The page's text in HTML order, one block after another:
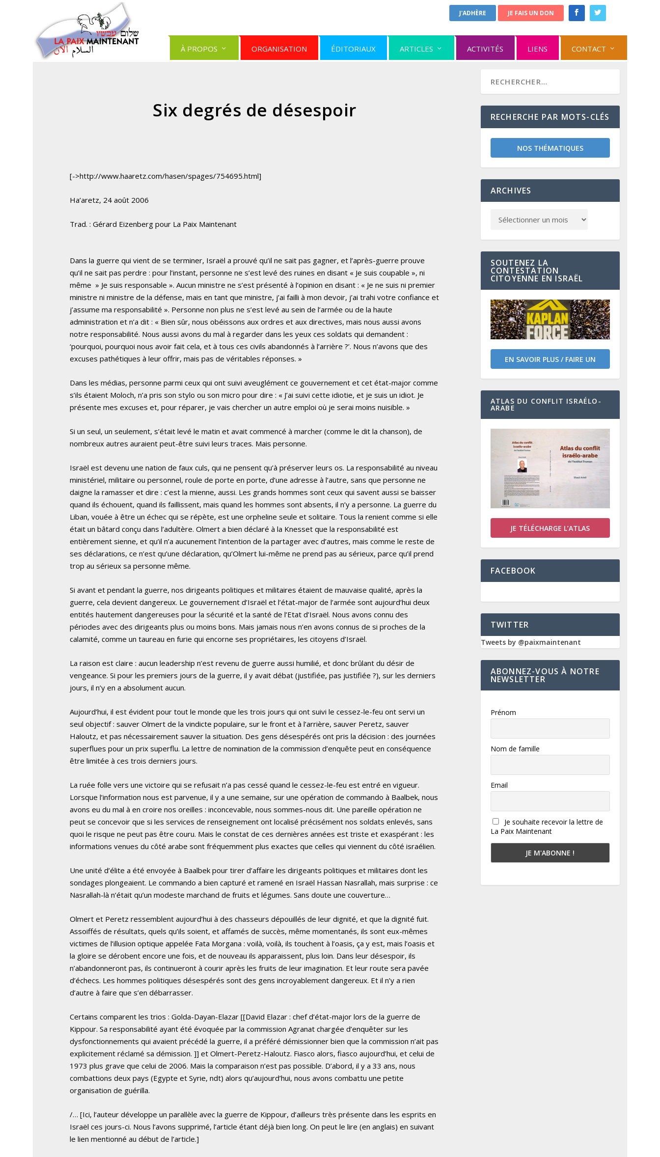
J'ADHÈRE JE FAIS UN DON
À PROPOS ORGANISATION ÉDITORIAUX ARTICLES ACTIVITÉS LIENS CONTACT
Six degrés de désespoir
[->http://www.haaretz.com/hasen/spages/754695.html]
Ha’aretz, 24 août 2006
Trad. : Gérard Eizenberg pour La Paix Maintenant
Dans la guerre qui vient de se terminer, Israël a prouvé qu’il ne sait pas gagner, et l’après-guerre prouve
qu’il ne sait pas perdre : pour l’instant, personne ne s’est levé des ruines en disant « Je suis coupable », ni
même » Je suis responsable ». Aucun ministre ne s’est présenté à l’opinion en disant : « Je ne suis ni premier
ministre ni ministre de la défense, mais en tant que ministre, j’ai failli à mon devoir, j’ai trahi votre confiance et
j’assume ma responsabilité ». Personne non plus ne s’est levé au sein de l’armée ou de la haute
administration et n’a dit : « Bien sûr, nous obéissons aux ordres et aux directives, mais nous aussi avons
notre responsabilité. Nous aussi avons du mal à regarder dans les yeux ces soldats qui demandent :
‘pourquoi, pourquoi nous avoir fait cela, et à tous ces civils abandonnés à l’arrière ?’. Nous n’avons que des
excuses pathétiques à leur offrir, mais pas de véritables réponses. »
Dans les médias, personne parmi ceux qui ont suivi aveuglément ce gouvernement et cet état-major comme
s’ils étaient Moloch, n’a pris son stylo ou son micro pour dire : « J’ai suivi cette idiotie, et je suis un idiot. Je
présente mes excuses et, pour réparer, je vais chercher un autre emploi où je serai moins nuisible. »
Si un seul, un seulement, s’était levé le matin et avait commencé à marcher (comme le dit la chanson), de
nombreux autres auraient peut-être suivi leurs traces. Mais personne.
Israël est devenu une nation de faux culs, qui ne pensent qu’à préserver leurs os. La responsabilité au niveau
ministériel, militaire ou personnel, roule de porte en porte, d’une adresse à l’autre, sans que personne ne
daigne la ramasser et dire : c’est la mienne, aussi. Les grands hommes sont ceux qui savent aussi se baisser
quand ils échouent, quand ils faillissent, mais quand les hommes sont absents, il n’y a personne. La guerre du
Liban, vouée à être un échec qui se répète, est une orpheline seule et solitaire. Tous la renient comme si elle
était un bâtard conçu dans l’adultère. Olmert a bien déclaré à la Knesset que la responsabilité est
entièrement sienne, et qu’il n’a aucunement l’intention de la partager avec d’autres, mais comme le reste de
ses déclarations, ce n’est qu’une déclaration, qu’Olmert lui-même ne prend pas au sérieux, parce qu’il prend
trop au sérieux sa personne même.
Si avant et pendant la guerre, nos dirigeants politiques et militaires étaient de mauvaise qualité, après la
guerre, cela devient dangereux. Le gouvernement d’Israël et l’état-major de l’armée sont aujourd’hui deux
entités hautement dangereuses pour la sécurité et la santé de l’Etat d’Israël. Nous avons connu des
périodes avec des dirigeants plus ou moins bons. Mais jamais nous n’en avons connus de si proches de la
calamité, comme un taureau en furie qui encorne ses propriétaires, les citoyens d’Israël.
La raison est claire : aucun leadership n’est revenu de guerre aussi humilié, et donc brûlant du désir de
vengeance. Si pour les premiers jours de la guerre, il y avait débat (justifiée, pas justifiée ?), sur les derniers
jours, il n’y en a absolument aucun.
Aujourd’hui, il est évident pour tout le monde que les trois jours qui ont suivi le cessez-le-feu ont servi un
seul objectif : sauver Olmert de la vindicte populaire, sur le front et à l’arrière, sauver Peretz, sauver
Haloutz, et pas nécessairement sauver la situation. Des gens désespérés ont pris la décision : des journées
superflues pour un prix superflu. La lettre de nomination de la commission d’enquête peut en conséquence
être limitée à ces trois derniers jours.
La ruée folle vers une victoire qui se refusait n’a pas cessé quand le cessez-le-feu est entré en vigueur.
Lorsque l’information nous est parvenue, il y a une semaine, sur une opération de commando à Baalbek, nous
avons eu du mal à en croire nos oreilles : inconcevable, nous sommes-nous dit. Une pareille opération ne
peut se concevoir que si les services de renseignement ont localisé précisément nos soldats enlevés, sans
quoi le risque ne peut pas être couru. Mais le constat de ces dernières années est triste et exaspérant : les
informations venues du côté arabe sont fréquemment plus exactes que celles qui viennent du côté israélien.
Une unité d’élite a été envoyée à Baalbek pour tirer d’affaire les dirigeants politiques et militaires dont les
sondages plongeaient. Le commando a bien capturé et ramené en Israël Hassan Nasrallah, mais surprise : ce
Nasrallah-là n’était qu’un modeste marchand de fruits et légumes. Sans doute une couverture…
Olmert et Peretz ressemblent aujourd’hui à des chasseurs dépouillés de leur dignité, et que la dignité fuit.
Assoiffés de résultats, quels qu’ils soient, et affamés de succès, même momentanés, ils sont eux-mêmes
victimes de l’illusion optique appelée Fata Morgana : voilà, voilà, ils touchent à l’oasis, ça y est, mais l’oasis et
la gloire se dérobent encore une fois, et de nouveau ils apparaissent, plus loin. Dans leur désespoir, ils
n’abandonneront pas, ils continueront à courir après les fruits de leur imagination. Et leur route sera pavée
d’échecs. Les hommes politiques désespérés sont des gens incroyablement dangereux. Et il n’y a rien
d’autre à faire que s’en débarrasser.
Certains comparent les trios : Golda-Dayan-Elazar [[David Elazar : chef d’état-major lors de la guerre de
Kippour. Sa responsabilité ayant été évoquée par la commission Agranat chargée d’enquêter sur les
dysfonctionnements qui avaient précédé la guerre, il a préféré démissionner bien que la commission n’ait pas
explicitement réclamé sa démission. ]] et Olmert-Peretz-Haloutz. Fiasco alors, fiasco aujourd’hui, et celui de
1973 plus grave que celui de 2006. Mais la comparaison n’est pas possible. D’abord, il y a 33 ans, nous
combattions deux pays (Egypte et Syrie, ndt) alors qu’aujourd’hui, nous avons combattu une petite
organisation de guérilla.
/… [Ici, l’auteur développe un parallèle avec la guerre de Kippour, d’ailleurs très présente dans les esprits en
Israël ces jours-ci. Nous l’avons supprimé, l’article étant déjà bien long. On peut le lire (en anglais) en suivant
le lien mentionné au début de l’article.]
RECHERCHE PAR MOTS-CLÉS
NOS THÉMATIQUES
ARCHIVES
SOUTENEZ LA
CONTESTATION
CITOYENNE EN ISRAËL
EN SAVOIR PLUS / FAIRE UN
DON
ATLAS DU CONFLIT ISRAÉLO-
ARABE
JE TÉLÉCHARGE L’ATLAS
FACEBOOK
TWITTER
Tweets by @paixmaintenant
ABONNEZ-VOUS À NOTRE
NEWSLETTER
Prénom
Nom de famille
Email
Je souhaite recevoir la lettre de
La Paix Maintenant